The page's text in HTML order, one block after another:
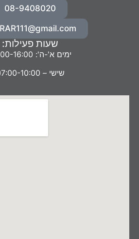
08-9408020
שעות פעילות:
ימים א'-ה': 07:00-16:00
שישי – 07:00-10:00